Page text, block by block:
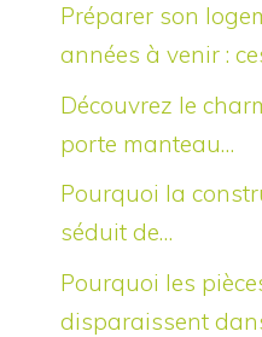
Préparer son
années à venir :
Découvrez le
porte manteau…
Pourquoi la
séduit de…
Pourquoi les
disparaissent